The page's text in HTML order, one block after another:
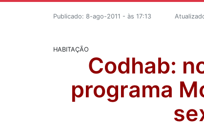
Publicado: 8-ago-2011 - às 17:13
HABITAÇÃO
Codhab:
programa